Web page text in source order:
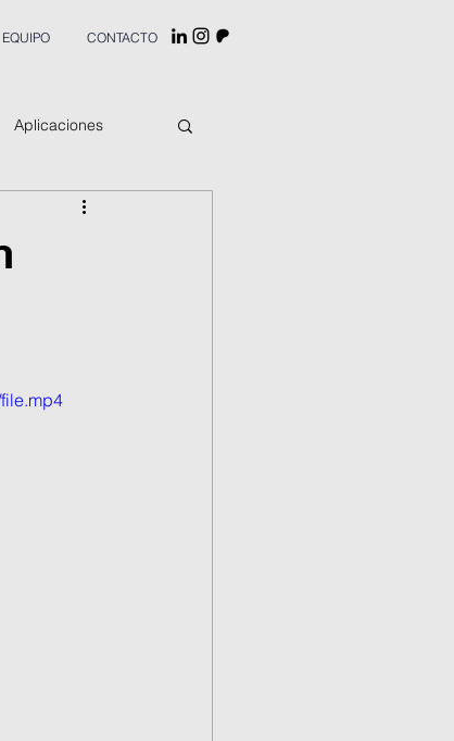
EQUIPO CONTACTO
Aplicaciones